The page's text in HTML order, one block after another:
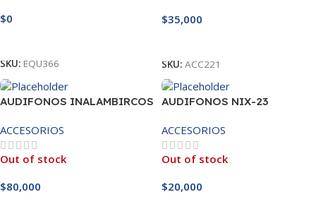
$0
SKU: EQU366
$35,000
SKU: ACC221
AUDIFONOS INALAMBIRCOS
ACCESORIOS
Out of stock
$80,000
AUDIFONOS NIX-23
ACCESORIOS
Out of stock
$20,000